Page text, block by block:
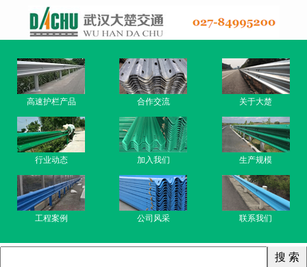
高速护栏产品 合作交流 关于大楚
行业动态 加入我们 生产规模
工程案例 公司风采 联系我们